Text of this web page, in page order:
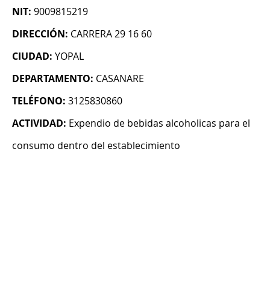
NIT: 9009815219
DIRECCIÓN: CARRERA 29 16 60
CIUDAD: YOPAL
DEPARTAMENTO: CASANARE
TELÉFONO: 3125830860
ACTIVIDAD: Expendio de bebidas alcoholicas para el
consumo dentro del establecimiento